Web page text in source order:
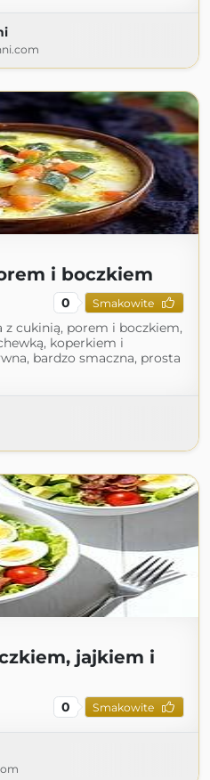
i boczkiem
0 Smakowite
cukinią, porem i boczkiem,
koperkiem i
bardzo smaczna, prosta
jajkiem i
0 Smakowite